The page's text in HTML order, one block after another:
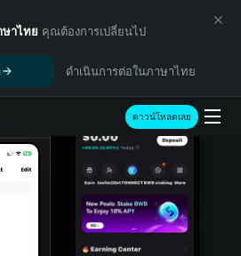
ษาไทย คุณต้องการเปลี่ยนไป
ดำเนินการต่อในภาษาไทย
ดาวน์โหลดเลย